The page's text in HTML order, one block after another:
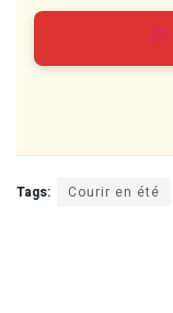
Tags: Courir en été